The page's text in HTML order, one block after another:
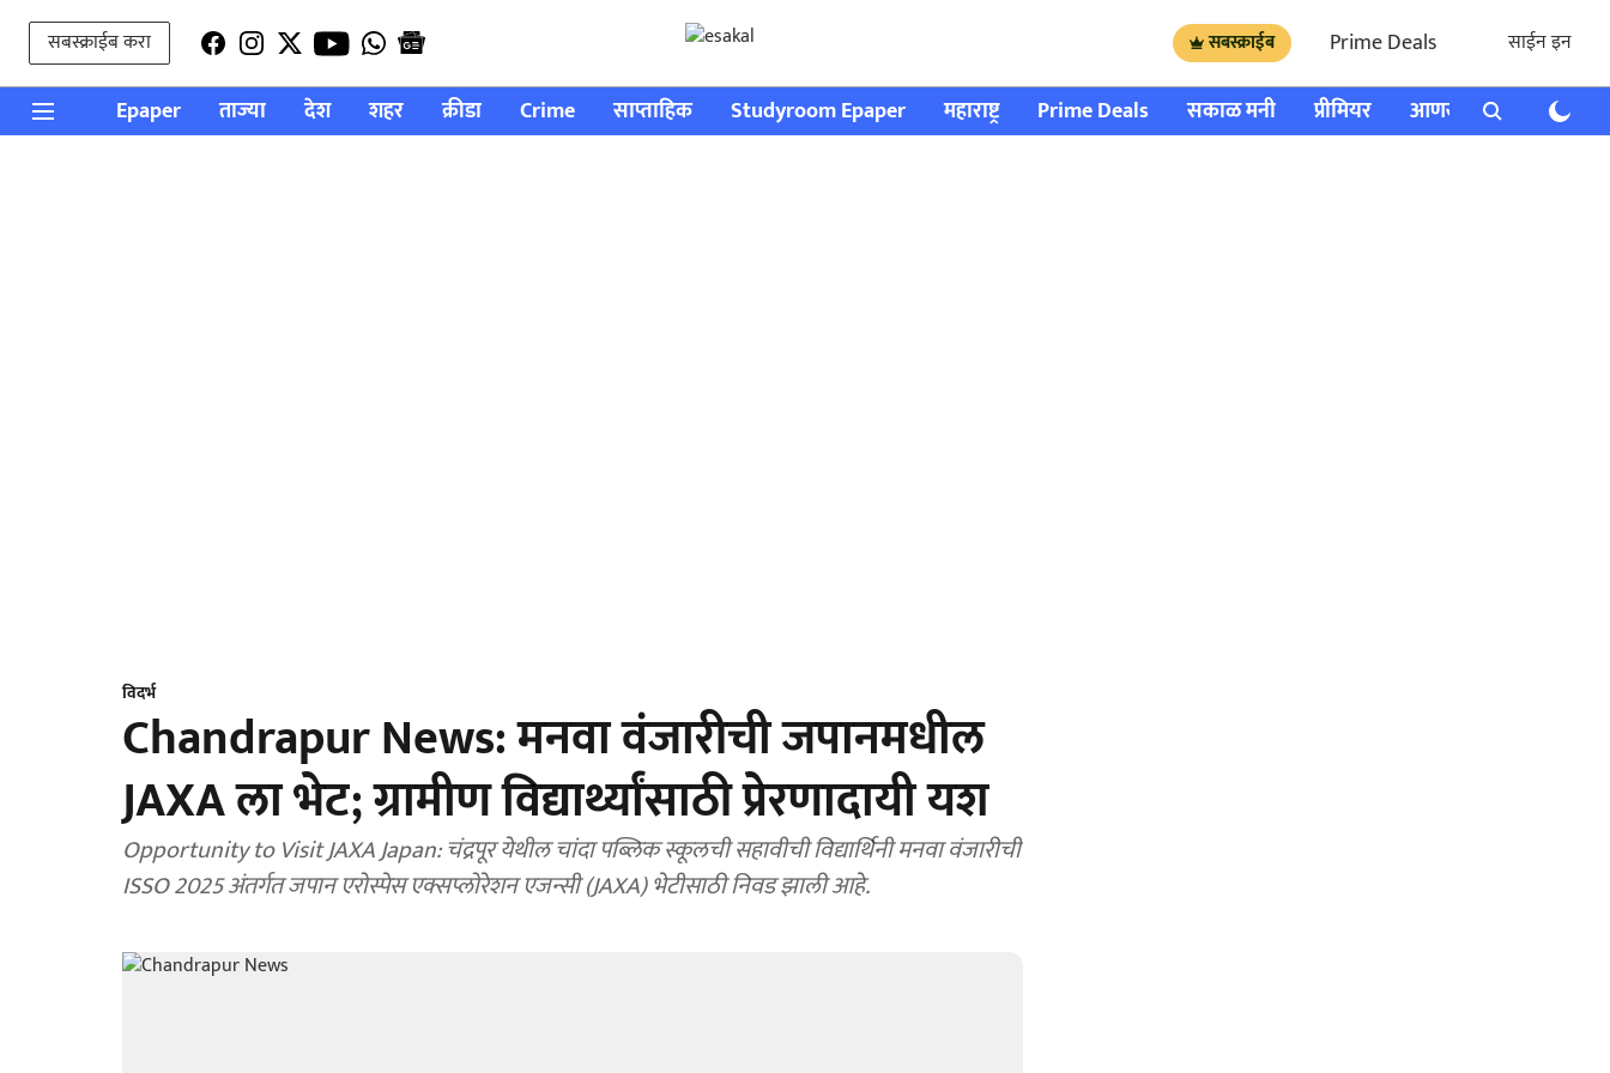
सबस्क्राईब करा सबस्क्राईब Prime Deals साईन इन
Epaper ताज्या देश शहर क्रीडा Crime साप्ताहिक Studyroom Epaper महाराष्ट्र Prime Deals सकाळ मनी प्रीमियर आणखी राशी भविष्य
विदर्भ
Chandrapur News: मनवा वंजारीची जपानमधील
JAXA ला भेट; ग्रामीण विद्यार्थ्यांसाठी प्रेरणादायी यश
Opportunity to Visit JAXA Japan: चंद्रपूर येथील चांदा पब्लिक स्कूलची सहावीची विद्यार्थिनी मनवा वंजारीची
ISSO 2025 अंतर्गत जपान एरोस्पेस एक्सप्लोरेशन एजन्सी (JAXA) भेटीसाठी निवड झाली आहे.